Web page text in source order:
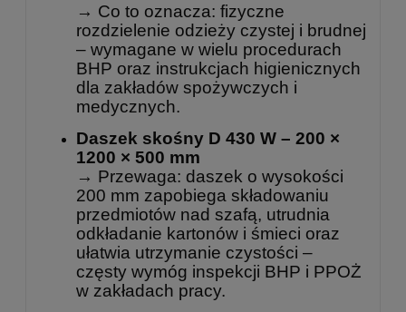
→ Co to oznacza: fizyczne
rozdzielenie odzieży czystej i brudnej
– wymagane w wielu procedurach
BHP oraz instrukcjach higienicznych
dla zakładów spożywczych i
medycznych.
Daszek skośny D 430 W – 200 ×
1200 × 500 mm
→ Przewaga: daszek o wysokości
200 mm zapobiega składowaniu
przedmiotów nad szafą, utrudnia
odkładanie kartonów i śmieci oraz
ułatwia utrzymanie czystości –
częsty wymóg inspekcji BHP i PPOŻ
w zakładach pracy.